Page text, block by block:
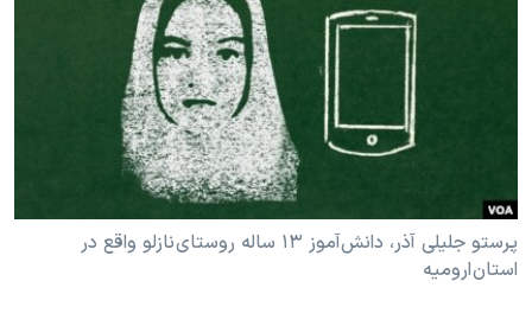
فرهنگ و زندگی
حقوق شهروندی
علم و فناوری
گالری عکس
آرشیو پخش زنده
انتخابات ریاست جمهوری آمریکا ۲۰۲۴
حمله جمهوری اسلامی به اسرائیل
اعتراضات زن، زندگی، آزادی
مجموعه مستندهای دادخواهی
پرستو جلیلی آذر، دانش‌آموز ۱۳ ساله روستای نازلو واقع در
استان ارومیه